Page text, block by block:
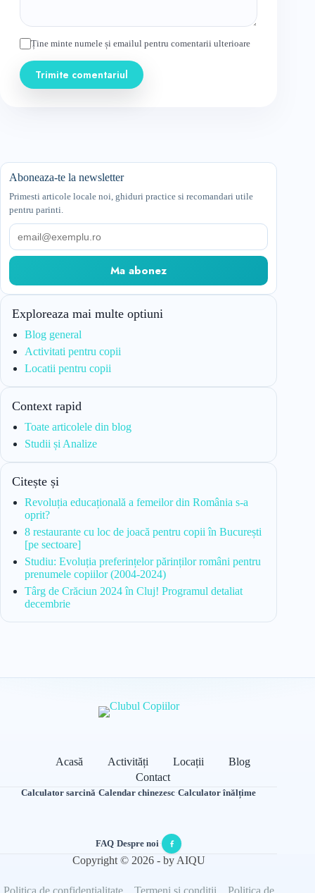
Ține minte numele și emailul pentru comentarii ulterioare
Trimite comentariul
Aboneaza-te la newsletter
Primesti articole locale noi, ghiduri practice si recomandari utile
pentru parinti.
Email
Ma abonez
Exploreaza mai multe optiuni
Blog general
Activitati pentru copii
Locatii pentru copii
Context rapid
Toate articolele din blog
Studii și Analize
Citește și
Revoluția educațională a femeilor din România s-a
oprit?
8 restaurante cu loc de joacă pentru copii în București
[pe sectoare]
Studiu: Evoluția preferințelor părinților români pentru
prenumele copiilor (2004-2024)
Târg de Crăciun 2024 în Cluj! Programul detaliat
decembrie
Acasă Activități Locații
Blog
Contact
Calculator sarcină ·Calendar chinezesc·Calculator înălțime
FAQ·Despre noi ·
Copyright © 2026 - by AIQU
Politica de confidențialitate Termeni și condiții Politica de